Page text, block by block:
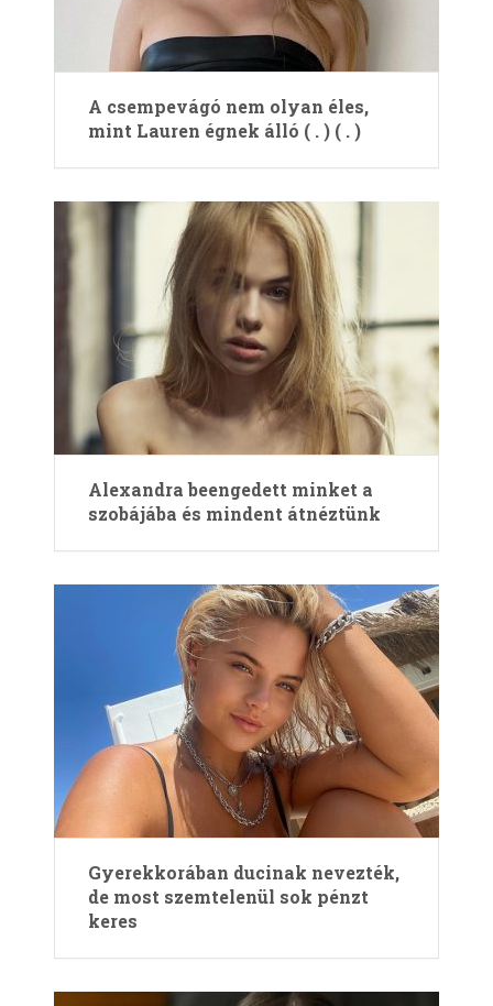
A csempevágó nem olyan éles,
mint Lauren égnek álló ( . ) ( . )
Alexandra beengedett minket a
szobájába és mindent átnéztünk
Gyerekkorában ducinak nevezték,
de most szemtelenül sok pénzt
keres